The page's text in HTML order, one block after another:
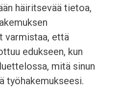
häiritsevää tietoa,
varmistaa, että
edukseen, kun
mitä sinun
työhakemukseesi.